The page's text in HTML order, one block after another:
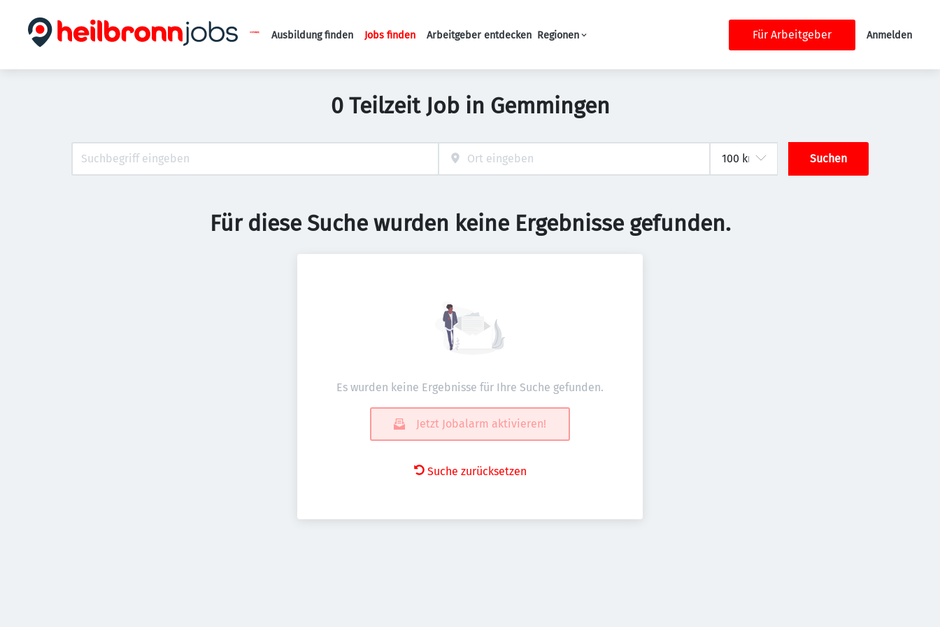
Haupt-Navigation
Ausbildung finden Jobs finden Arbeitgeber entdecken Regionen Für Arbeitgeber Anmelden
0 Teilzeit Job in Gemmingen
Suchen
Für diese Suche wurden keine Ergebnisse gefunden.
Es wurden keine Ergebnisse für Ihre Suche gefunden.
Jetzt Jobalarm aktivieren!
Suche zurücksetzen